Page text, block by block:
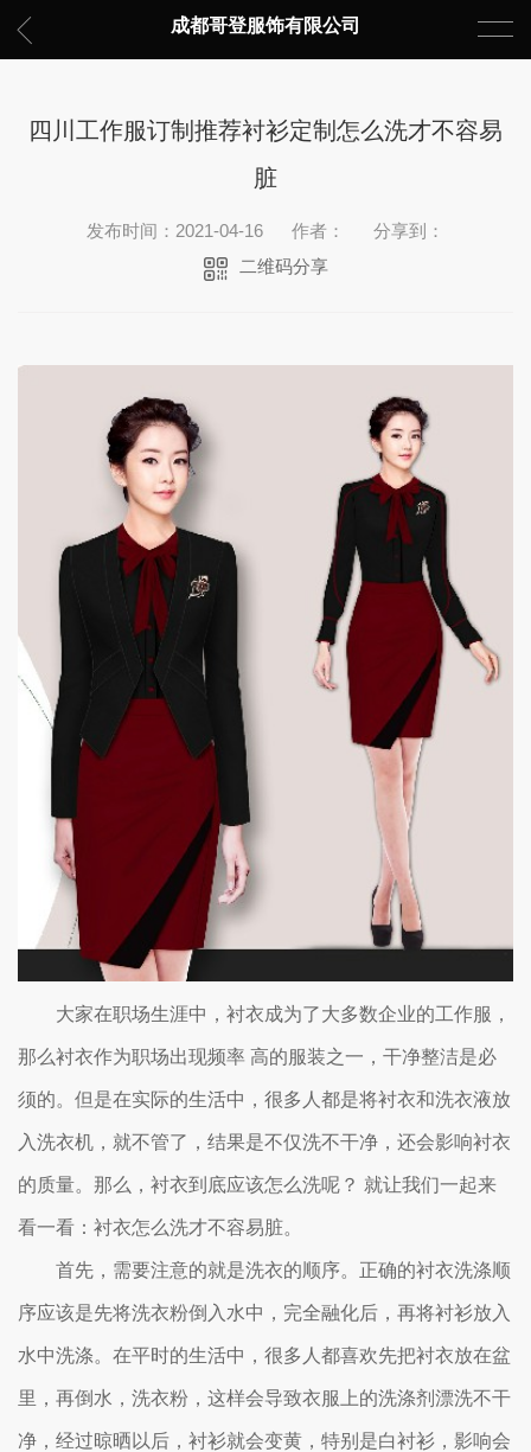
成都哥登服饰有限公司
四川工作服订制推荐衬衫定制怎么洗才不容易
脏
发布时间：2021-04-16 作者：
分享到：
二维码分享
大家在职场生涯中，衬衣成为了大多数企业的工作服，
那么衬衣作为职场出现频率 高的服装之一，干净整洁是必
须的。但是在实际的生活中，很多人都是将衬衣和洗衣液放
入洗衣机，就不管了，结果是不仅洗不干净，还会影响衬衣
的质量。那么，衬衣到底应该怎么洗呢？ 就让我们一起来
看一看：衬衣怎么洗才不容易脏。
首先，需要注意的就是洗衣的顺序。正确的衬衣洗涤顺
序应该是先将洗衣粉倒入水中，完全融化后，再将衬衫放入
水中洗涤。在平时的生活中，很多人都喜欢先把衬衣放在盆
里，再倒水，洗衣粉，这样会导致衣服上的洗涤剂漂洗不干
净，经过晾晒以后，衬衫就会变黄，特别是白衬衫，影响会